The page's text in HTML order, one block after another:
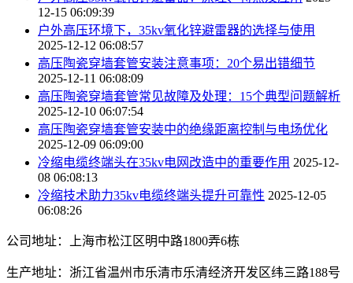
12-15 06:09:39
户外高压环境下，35kv氧化锌避雷器的选择与使用
2025-12-12 06:08:57
高压陶瓷穿墙套管安装注意事项：20个易出错细节
2025-12-11 06:08:09
高压陶瓷穿墙套管常见故障及处理：15个典型问题解析
2025-12-10 06:07:54
高压陶瓷穿墙套管安装中的绝缘距离控制与电场优化
2025-12-09 06:09:00
冷缩电缆终端头在35kv电网改造中的重要作用 2025-12-
08 06:08:13
冷缩技术助力35kv电缆终端头提升可靠性 2025-12-05
06:08:26
公司地址：上海市松江区明中路1800弄6栋
生产地址：浙江省温州市乐清市乐清经济开发区纬三路188号